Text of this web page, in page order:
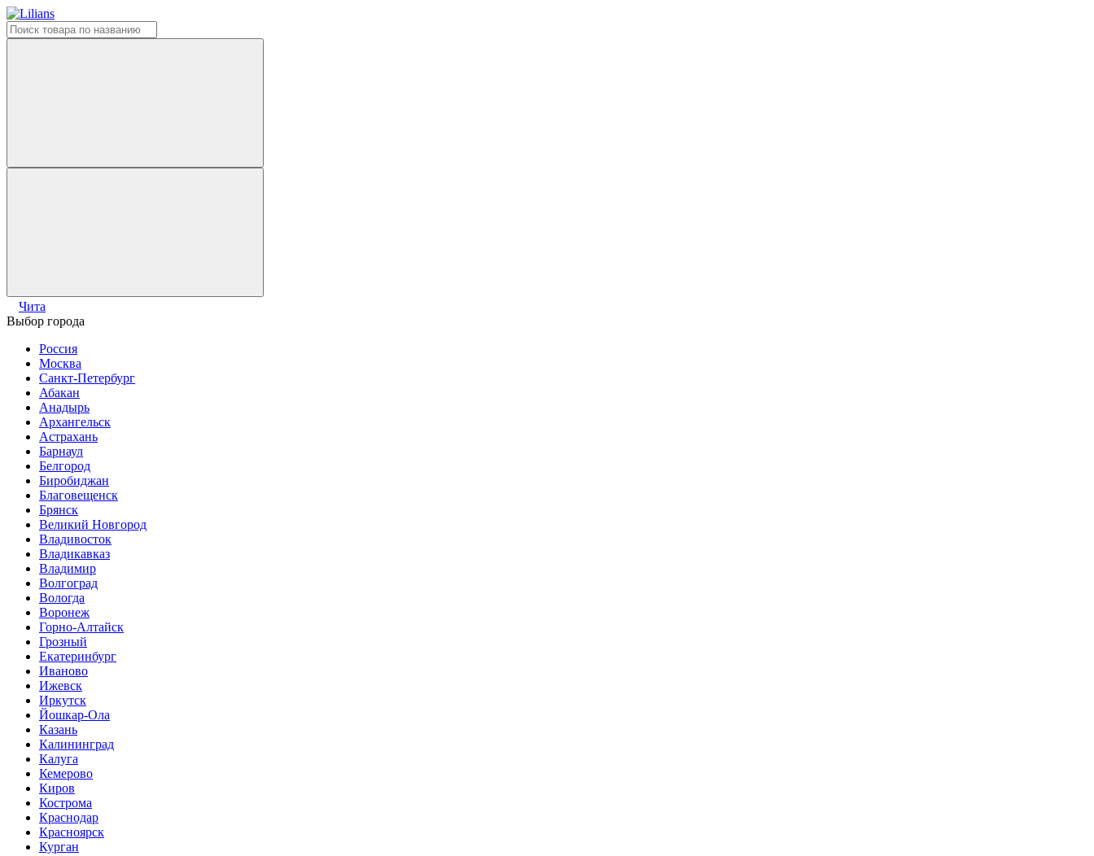
Чита
Выбор города
Россия
Москва
Санкт-Петербург
Абакан
Анадырь
Архангельск
Астрахань
Барнаул
Белгород
Биробиджан
Благовещенск
Брянск
Великий Новгород
Владивосток
Владикавказ
Владимир
Волгоград
Вологда
Воронеж
Горно-Алтайск
Грозный
Екатеринбург
Иваново
Ижевск
Иркутск
Йошкар-Ола
Казань
Калининград
Калуга
Кемерово
Киров
Кострома
Краснодар
Красноярск
Курган